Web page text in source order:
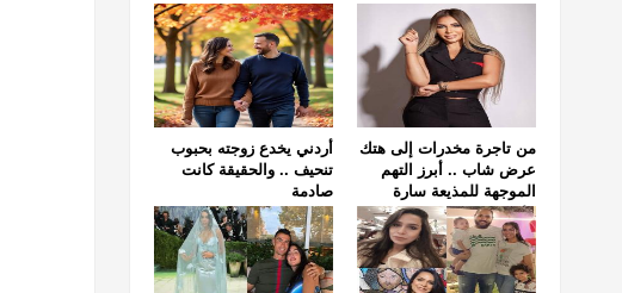
أردني يخدع زوجته بحبوب
تنحيف .. والحقيقة كانت
صادمة
من تاجرة مخدرات إلى هتك
عرض شاب .. أبرز التهم
الموجهة للمذيعة سارة
خليفة